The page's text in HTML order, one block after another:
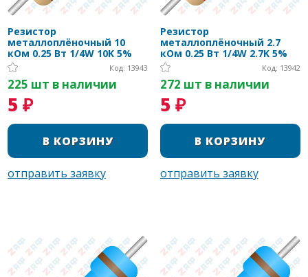
Резистор
металлоплёночный 10
кОм 0.25 Вт 1/4W 10K 5%
Код: 13943
225 шт в наличии
5 ₽
Резистор
металлоплёночный 2.7
кОм 0.25 Вт 1/4W 2.7K 5%
Код: 13942
272 шт в наличии
5 ₽